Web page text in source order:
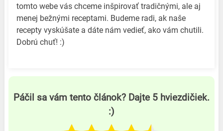
tomto webe vás chceme inšpirovať tradičnými, ale aj
menej bežnými receptami. Budeme radi, ak naše
recepty vyskúšate a dáte nám vedieť, ako vám chutili.
Dobrú chuť! :)
Páčil sa vám tento článok? Dajte 5 hviezdičiek.
:)